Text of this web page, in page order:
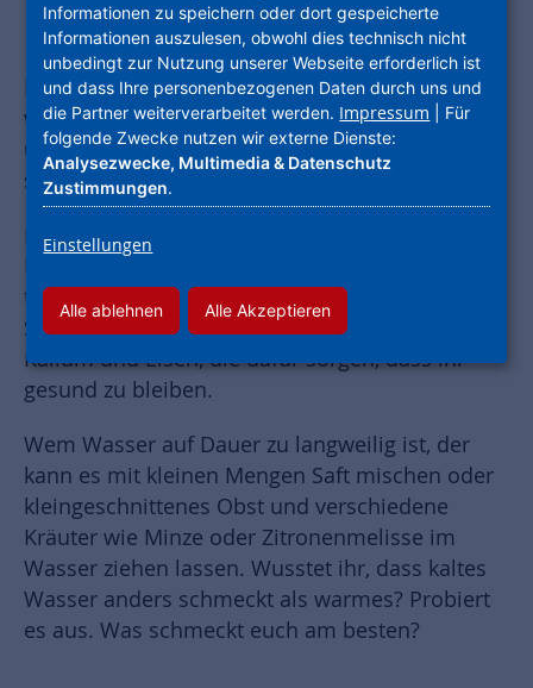
Die Ernährungspyramide
Die Ernährungspyramide zeigt euch, von
welchen Lebensmitteln der Körper viel braucht
und welche ihr nur selten zu euch nehmen
solltet.
Das wichtigste für den Körper ist Wasser. Jeder
trinken. Wasser enthält Mineralien und
Spurenelemente wie Calcium, Magnesium,
Kalium und Eisen, die dafür sorgen, dass ihr
gesund zu bleiben.
Wem Wasser auf Dauer zu langweilig ist, der
kann es mit kleinen Mengen Saft mischen oder
kleingeschnittenes Obst und verschiedene
Kräuter wie Minze oder Zitronenmelisse im
Wasser ziehen lassen. Wusstet ihr, dass kaltes
Wasser anders schmeckt als warmes? Probiert
es aus. Was schmeckt euch am besten?
Informationen zu speichern oder dort gespeicherte
Informationen auszulesen, obwohl dies technisch nicht
unbedingt zur Nutzung unserer Webseite erforderlich ist
und dass Ihre personenbezogenen Daten durch uns und
die Partner weiterverarbeitet werden. Impressum | Für
folgende Zwecke nutzen wir externe Dienste:
Analysezwecke, Multimedia & Datenschutz
Zustimmungen.
Einstellungen
Alle ablehnen Alle Akzeptieren